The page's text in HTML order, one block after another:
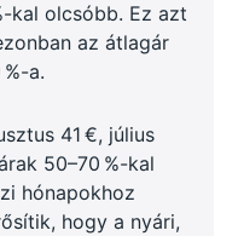
kal olcsóbb. Ez azt
az átlagár
a.
41 €, július
50–70 %-kal
hónapokhoz
hogy a nyári,